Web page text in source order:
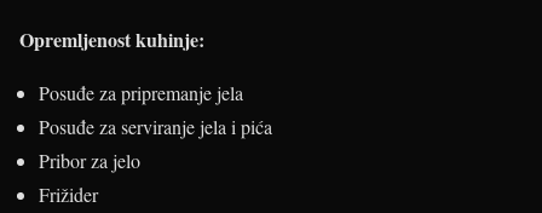
Opremljenost kuhinje:
Posuđe za pripremanje jela
Posuđe za serviranje jela i pića
Pribor za jelo
Frižider